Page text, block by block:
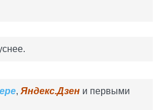
, Яндекс.Дзен и первыми